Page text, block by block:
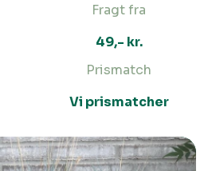
Fragt fra
49,- kr.
Prismatch
Vi prismatcher